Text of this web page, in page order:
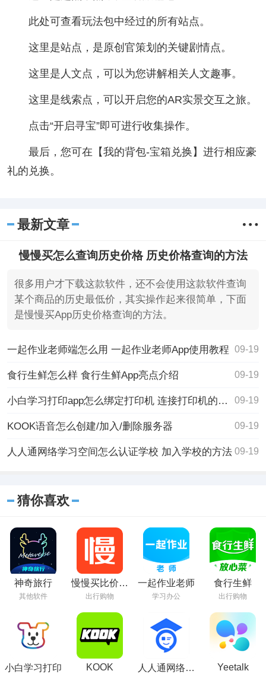
此处可查看玩法包中经过的所有站点。
这里是站点，是原创官策划的关键剧情点。
这里是人文点，可以为您讲解相关人文趣事。
这里是线索点，可以开启您的AR实景交互之旅。
点击“开启寻宝”即可进行收集操作。
最后，您可在【我的背包-宝箱兑换】进行相应豪
礼的兑换。
最新文章
慢慢买怎么查询历史价格 历史价格查询的方法
很多用户才下载这款软件，还不会使用这款软件查询
某个商品的历史最低价，其实操作起来很简单，下面
是慢慢买App历史价格查询的方法。
一起作业老师端怎么用 一起作业老师App使用教程 09-19
食行生鲜怎么样 食行生鲜App亮点介绍 09-19
小白学习打印app怎么绑定打印机 连接打印机的方法 09-19
KOOK语音怎么创建/加入/删除服务器 09-19
人人通网络学习空间怎么认证学校 加入学校的方法 09-19
猜你喜欢
神奇旅行
其他软件
慢慢买比价购
物助手
出行购物
一起作业老师
学习办公
食行生鲜
出行购物
小白学习打印 KOOK 人人通网络学 Yeetalk